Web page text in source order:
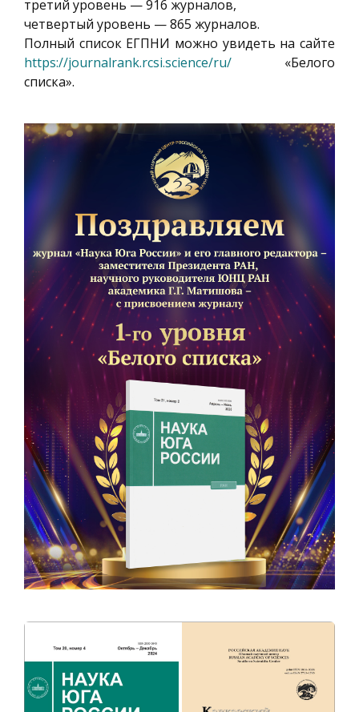
третий уровень — 916 журналов,
четвертый уровень — 865 журналов.
Полный список ЕГПНИ можно увидеть на сайте
https://journalrank.rcsi.science/ru/ «Белого
списка».